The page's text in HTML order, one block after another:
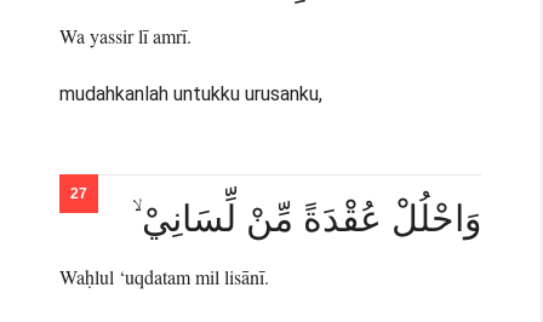
Wa yassir lī amrī.
mudahkanlah untukku urusanku,
وَاحْلُلْ عُقْدَةً مِّنْ لِّسَانِيْ ۙ
Waḥlul ‘uqdatam mil lisānī.